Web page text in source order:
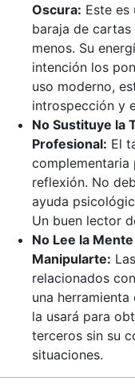
Oscura: Este es
baraja de cartas
menos. Su
intención los
uso moderno,
introspección y
No Sustituye la
Profesional: El
complementaria
reflexión. No
ayuda
Un buen lector
No Lee la
Manipularte:
relacionados
una
la usará para
terceros sin su
situaciones.